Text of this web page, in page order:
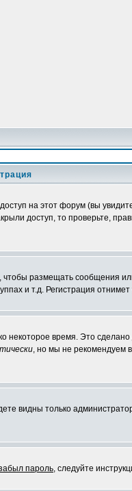
на этот форум (вы
доступ, то проверьте,
размещать сообщения
и т.д. Регистрация
время. Это сделано
, но мы не рекомендуем
видны только
пароль, следуйте